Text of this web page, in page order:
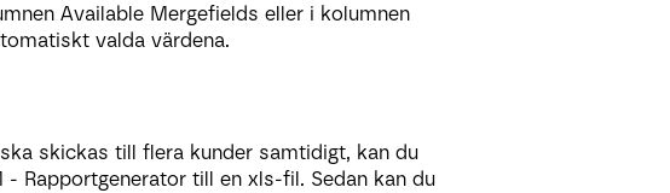
Available Mergefields eller i kolumnen
valda värdena.
skickas till flera kunder samtidigt, kan du
Rapportgenerator till en xls-fil. Sedan kan du